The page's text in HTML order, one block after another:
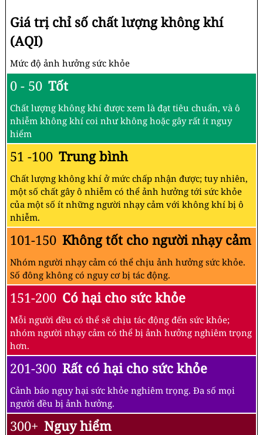
Giá trị chỉ số chất lượng không khí
(AQI)
Mức độ ảnh hưởng sức khỏe
0 - 50 Tốt
Chất lượng không khí được xem là đạt tiêu chuẩn, và ô
nhiễm không khí coi như không hoặc gây rất ít nguy
hiểm
51 -100 Trung bình
Chất lượng không khí ở mức chấp nhận được; tuy nhiên,
một số chất gây ô nhiễm có thể ảnh hưởng tới sức khỏe
của một số ít những người nhạy cảm với không khí bị ô
nhiễm.
101-150 Không tốt cho người nhạy cảm
Nhóm người nhạy cảm có thể chịu ảnh hưởng sức khỏe.
Số đông không có nguy cơ bị tác động.
151-200 Có hại cho sức khỏe
Mỗi người đều có thể sẽ chịu tác động đến sức khỏe;
nhóm người nhạy cảm có thể bị ảnh hưởng nghiêm trọng
hơn.
201-300 Rất có hại cho sức khỏe
Cảnh báo nguy hại sức khỏe nghiêm trọng. Đa số mọi
người đều bị ảnh hưởng.
300+ Nguy hiểm